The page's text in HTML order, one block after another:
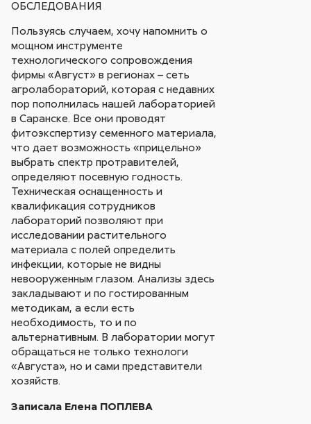
ОБСЛЕДОВАНИЯ
Пользуясь случаем, хочу напомнить о
мощном инструменте
технологического сопровождения
фирмы «Август» в регионах – сеть
агролабораторий, которая с недавних
пор пополнилась нашей лабораторией
в Саранске. Все они проводят
фитоэкспертизу семенного материала,
что дает возможность «прицельно»
выбрать спектр протравителей,
определяют посевную годность.
Техническая оснащенность и
квалификация сотрудников
лабораторий позволяют при
исследовании растительного
материала с полей определить
инфекции, которые не видны
невооруженным глазом. Анализы здесь
закладывают и по гостированным
методикам, а если есть
необходимость, то и по
альтернативным. В лаборатории могут
обращаться не только технологи
«Августа», но и сами представители
хозяйств.
Записала Елена ПОПЛЕВА